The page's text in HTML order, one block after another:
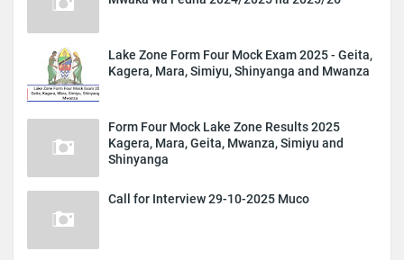
Lake Zone Form Four Mock Exam 2025 - Geita,
Kagera, Mara, Simiyu, Shinyanga and Mwanza
Form Four Mock Lake Zone Results 2025
Kagera, Mara, Geita, Mwanza, Simiyu and
Shinyanga
Call for Interview 29-10-2025 Muco